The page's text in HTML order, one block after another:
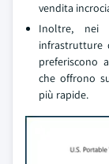
vendita
Inoltre, nei
infrastrutture
preferiscono
che offrono
più rapide.